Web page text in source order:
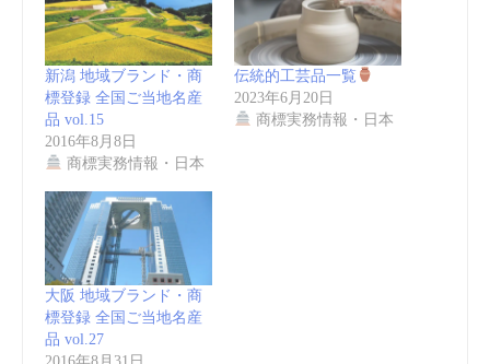
新潟 地域ブランド・商
標登録 全国ご当地名産
品 vol.15
2016年8月8日
商標実務情報・日本
伝統的工芸品一覧
2023年6月20日
商標実務情報・日本
大阪 地域ブランド・商
標登録 全国ご当地名産
品 vol.27